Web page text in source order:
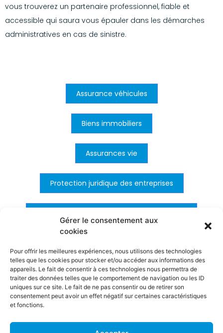
Gérer le consentement aux
cookies
Pour offrir les meilleures expériences, nous utilisons des technologies
telles que les cookies pour stocker et/ou accéder aux informations des
appareils. Le fait de consentir à ces technologies nous permettra de
traiter des données telles que le comportement de navigation ou les ID
uniques sur ce site. Le fait de ne pas consentir ou de retirer son
consentement peut avoir un effet négatif sur certaines caractéristiques
et fonctions.
vous trouverez un partenaire professionnel, fiable et
accessible qui saura vous épauler dans les démarches
administratives en cas de sinistre.
Assurance véhicules
Biens immobiliers
Assurances vie
Protection juridique des entreprises